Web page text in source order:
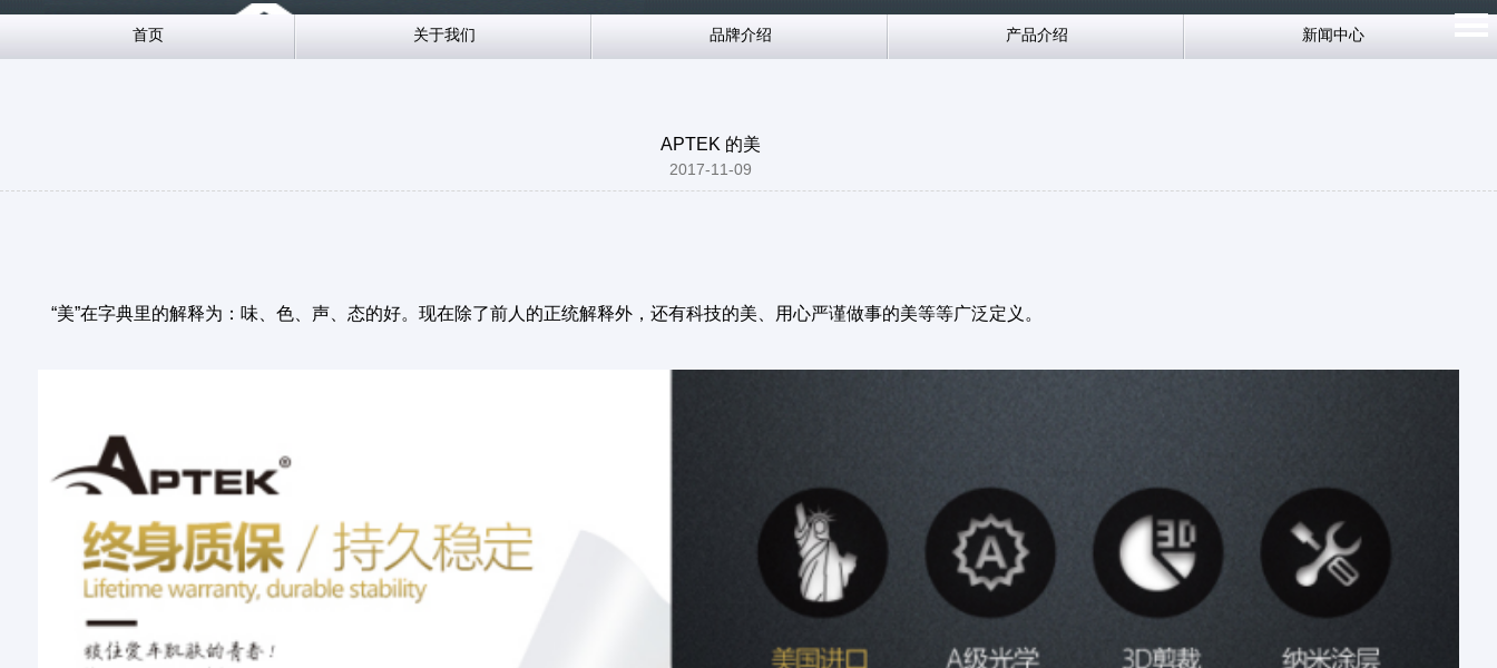
首页 关于我们 品牌介绍 产品介绍 新闻中心
APTEK 的美
2017-11-09
“美”在字典里的解释为：味、色、声、态的好。现在除了前人的正统解释外，还有科技的美、用心严谨做事的美等等广泛定义。